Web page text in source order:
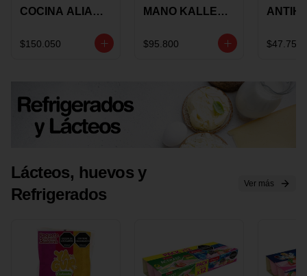
COCINA ALIADA
PIEZAS
$150.050
MANO KALLEY
VELOCIDADES
$95.800
TAPA
$47.750
Lácteos, huevos y
Refrigerados
Ver más